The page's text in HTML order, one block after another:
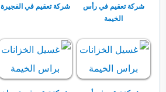
شركة تعقيم في رأس
الخيمة
شركة تعقيم في الفجيرة